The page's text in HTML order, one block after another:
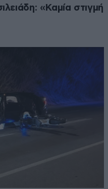
«Καμία στιγμή